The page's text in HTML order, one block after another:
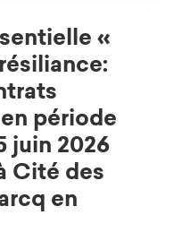
«
période
juin 2026
Cité des
en